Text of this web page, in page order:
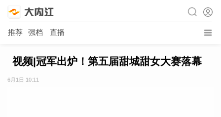
推荐 强档 直播
视频|冠军出炉！第五届甜城甜女大赛落幕
6月1日 10:11